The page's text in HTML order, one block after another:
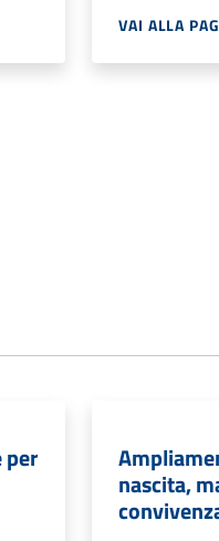
VAI ALLA
per
nascita,